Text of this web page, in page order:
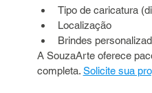
Tipo de caricatura
Localização
Brindes
A SouzaArte oferece
completa. Solicite sua